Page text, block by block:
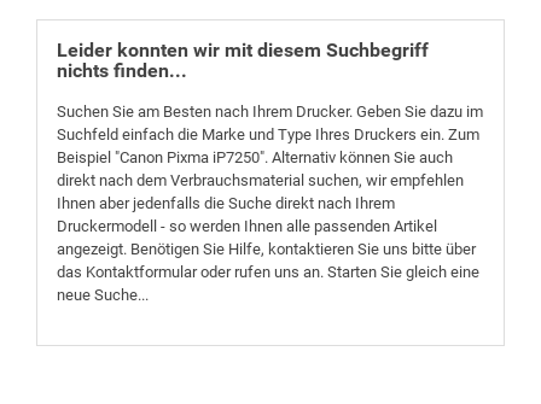
Leider konnten wir mit diesem Suchbegriff
nichts finden...
Suchen Sie am Besten nach Ihrem Drucker. Geben Sie dazu im
Suchfeld einfach die Marke und Type Ihres Druckers ein. Zum
Beispiel "Canon Pixma iP7250". Alternativ können Sie auch
direkt nach dem Verbrauchsmaterial suchen, wir empfehlen
Ihnen aber jedenfalls die Suche direkt nach Ihrem
Druckermodell - so werden Ihnen alle passenden Artikel
angezeigt. Benötigen Sie Hilfe, kontaktieren Sie uns bitte über
das Kontaktformular oder rufen uns an. Starten Sie gleich eine
neue Suche...